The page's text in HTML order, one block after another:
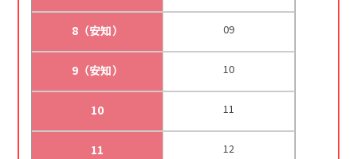
8（安知）
9（安知）
10
11
09
10
11
12